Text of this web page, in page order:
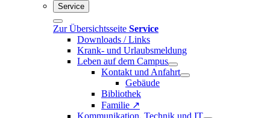
Service
Zur Übersichtsseite Service
Downloads / Links
Krank- und Urlaubsmeldung
Leben auf dem Campus
Kontakt und Anfahrt
Gebäude
Bibliothek
Familie ↗
Kommunikation, Technik und IT